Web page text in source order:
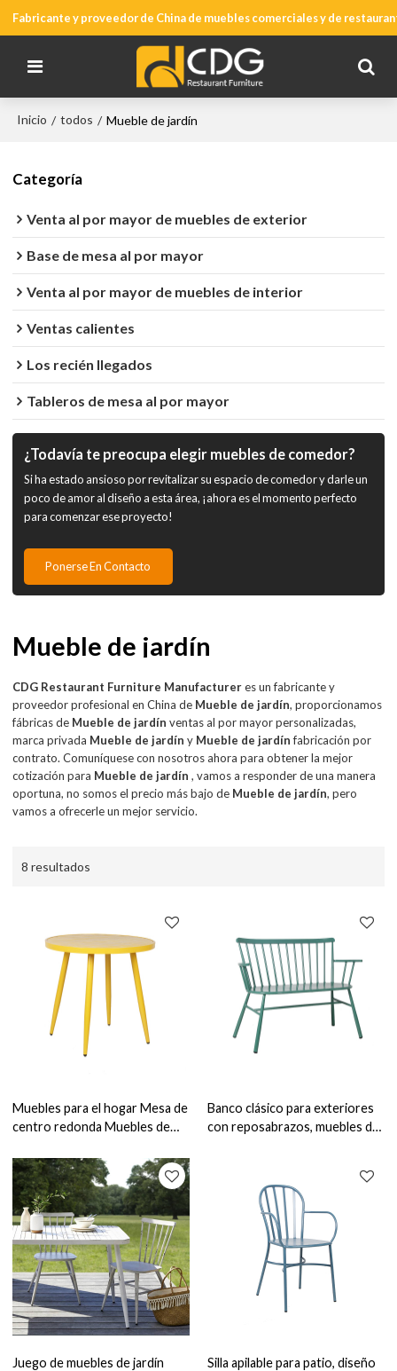
Fabricante y proveedor de China de muebles comerciales y de
Inicio / todos / Mueble de jardín
Categoría
Venta al por mayor de muebles de exterior
Base de mesa al por mayor
Venta al por mayor de muebles de interior
Ventas calientes
Los recién llegados
Tableros de mesa al por mayor
¿Todavía te preocupa elegir muebles de comedor?
Si ha estado ansioso por revitalizar su espacio de comedor y darle un
poco de amor al diseño a esta área, ¡ahora es el momento perfecto
para comenzar ese proyecto!
Ponerse En Contacto
Mueble de jardín
CDG Restaurant Furniture Manufactureres un fabricante y
proveedor profesional en China de Mueble de jardín, proporcionamos
fábricas de Mueble de jardín ventas al por mayor personalizadas,
marca privada Mueble de jardín y Mueble de jardínfabricación por
contrato. Comuníquese con nosotros ahora para obtener la mejor
cotización para Mueble de jardín , vamos a responder de una manera
oportuna, no somos el precio más bajo de Mueble de jardín, pero
vamos a ofrecerle un mejor servicio.
8 resultados
Muebles para el hogar Mesa de
centro redonda Muebles de
metal para patio al aire libre
Banco clásico para exteriores
con reposabrazos, muebles de
Juego de muebles de jardín
Silla apilable para patio, diseño